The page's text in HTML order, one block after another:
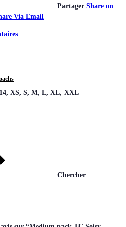
Chercher
Partager Share on
Via Email
XS, S, M, L, XL, XXL